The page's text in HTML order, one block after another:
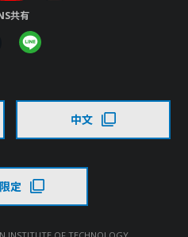
共有
中文
定